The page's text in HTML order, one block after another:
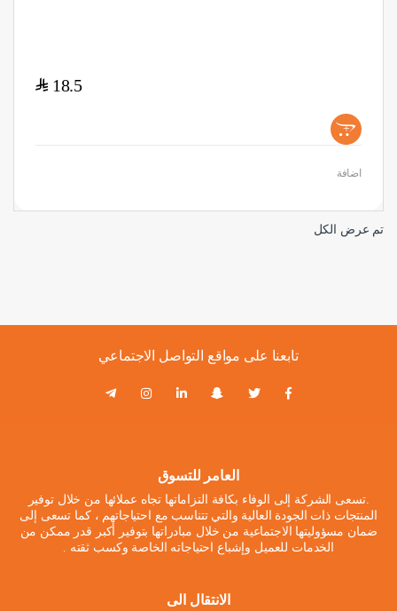
18.5
$
+
اضافة
تم عرض الكل
تابعنا على مواقع التواصل الاجتماعي
العامر للتسوق
.تسعى الشركة إلى الوفاء بكافة التزاماتها تجاه عملائها من خلال توفير
المنتجات ذات الجودة العالية والتي تتناسب مع احتياجاتهم ، كما تسعى إلى
ضمان مسؤوليتها الاجتماعية من خلال مبادراتها بتوفير أكبر قدر ممكن من
الخدمات للعميل وإشباع احتياجاته الخاصة وكسب ثقته .
الانتقال الى